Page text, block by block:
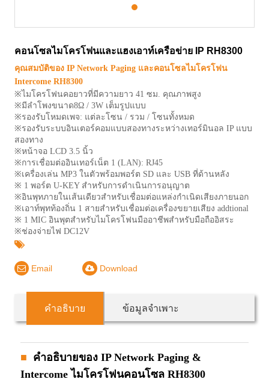
คอนโซลไมโครโฟนและแฮงเอาท์เครือข่าย IP RH8300
คุณสมบัติของ IP Network Paging และคอนโซลไมโครโฟน
Intercome RH8300
※ไมโครโฟนคอยาวที่มีความยาว 41 ซม. คุณภาพสูง
※มีลำโพงขนาด8Ω / 3W เต็มรูปแบบ
※รองรับโหมดเพจ: แต่ละโซน / รวม / โซนทั้งหมด
※รองรับระบบอินเตอร์คอมแบบสองทางระหว่างเทอร์มินอล IP แบบ
สองทาง
※หน้าจอ LCD 3.5 นิ้ว
※การเชื่อมต่ออินเทอร์เน็ต 1 (LAN): RJ45
※เครื่องเล่น MP3 ในตัวพร้อมพอร์ต SD และ USB ที่ด้านหลัง
※ 1 พอร์ต U-KEY สำหรับการดำเนินการอนุญาต
※อินพุทภายในเส้นเดียวสำหรับเชื่อมต่อแหล่งกำเนิดเสียงภายนอก
※เอาท์พุทท้องถิ่น 1 สายสำหรับเชื่อมต่อเครื่องขยายเสียง addtional
※ 1 MIC อินพุตสำหรับไมโครโฟนมืออาชีพสำหรับมือถืออิสระ
※ช่องจ่ายไฟ DC12V
Email Download
คำอธิบาย ข้อมูลจำเพาะ
คำอธิบายของ IP Network Paging &
Intercome ไมโครโฟนคอนโซล RH8300